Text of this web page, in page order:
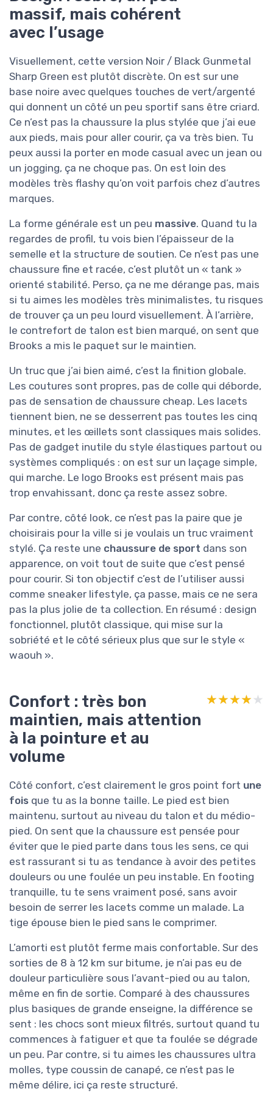
massif, mais cohérent
avec l’usage
Visuellement, cette version Noir / Black Gunmetal
Sharp Green est plutôt discrète. On est sur une
base noire avec quelques touches de vert/argenté
qui donnent un côté un peu sportif sans être criard.
Ce n’est pas la chaussure la plus stylée que j’ai eue
aux pieds, mais pour aller courir, ça va très bien. Tu
peux aussi la porter en mode casual avec un jean ou
un jogging, ça ne choque pas. On est loin des
modèles très flashy qu’on voit parfois chez d’autres
marques.
La forme générale est un peu massive. Quand tu la
regardes de profil, tu vois bien l’épaisseur de la
semelle et la structure de soutien. Ce n’est pas une
chaussure fine et racée, c’est plutôt un « tank »
orienté stabilité. Perso, ça ne me dérange pas, mais
si tu aimes les modèles très minimalistes, tu risques
de trouver ça un peu lourd visuellement. À l’arrière,
le contrefort de talon est bien marqué, on sent que
Brooks a mis le paquet sur le maintien.
Un truc que j’ai bien aimé, c’est la finition globale.
Les coutures sont propres, pas de colle qui déborde,
pas de sensation de chaussure cheap. Les lacets
tiennent bien, ne se desserrent pas toutes les cinq
minutes, et les œillets sont classiques mais solides.
Pas de gadget inutile du style élastiques partout ou
systèmes compliqués : on est sur un laçage simple,
qui marche. Le logo Brooks est présent mais pas
trop envahissant, donc ça reste assez sobre.
Par contre, côté look, ce n’est pas la paire que je
choisirais pour la ville si je voulais un truc vraiment
stylé. Ça reste une chaussure de sport dans son
apparence, on voit tout de suite que c’est pensé
pour courir. Si ton objectif c’est de l’utiliser aussi
comme sneaker lifestyle, ça passe, mais ce ne sera
pas la plus jolie de ta collection. En résumé : design
fonctionnel, plutôt classique, qui mise sur la
sobriété et le côté sérieux plus que sur le style «
waouh ».
Confort : très bon
maintien, mais attention
à la pointure et au
volume
★★★★★
★★★★★
Côté confort, c’est clairement le gros point fort une
fois que tu as la bonne taille. Le pied est bien
maintenu, surtout au niveau du talon et du médio-
pied. On sent que la chaussure est pensée pour
éviter que le pied parte dans tous les sens, ce qui
est rassurant si tu as tendance à avoir des petites
douleurs ou une foulée un peu instable. En footing
tranquille, tu te sens vraiment posé, sans avoir
besoin de serrer les lacets comme un malade. La
tige épouse bien le pied sans le comprimer.
L’amorti est plutôt ferme mais confortable. Sur des
sorties de 8 à 12 km sur bitume, je n’ai pas eu de
douleur particulière sous l’avant-pied ou au talon,
même en fin de sortie. Comparé à des chaussures
plus basiques de grande enseigne, la différence se
sent : les chocs sont mieux filtrés, surtout quand tu
commences à fatiguer et que ta foulée se dégrade
un peu. Par contre, si tu aimes les chaussures ultra
molles, type coussin de canapé, ce n’est pas le
même délire, ici ça reste structuré.